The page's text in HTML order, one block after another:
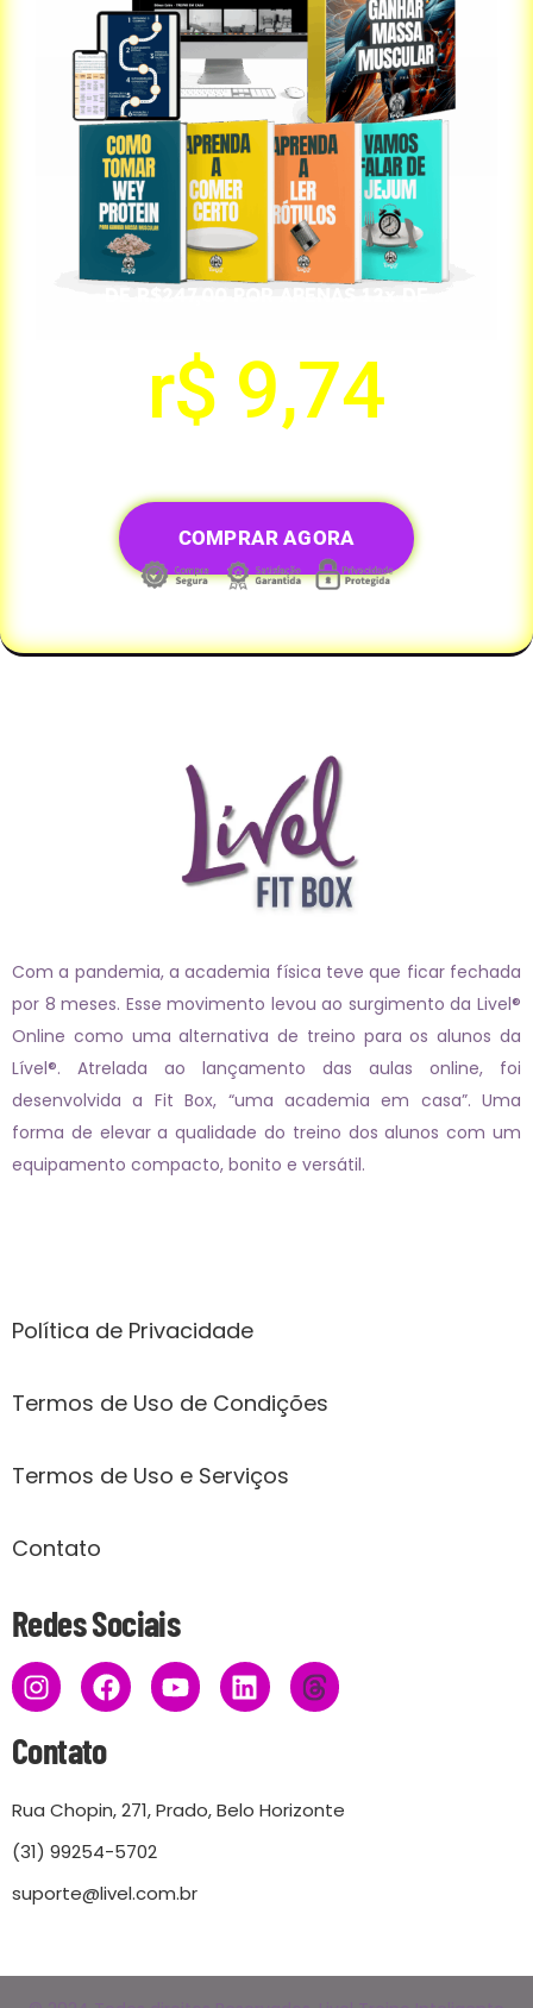
r$ 9,74
COMPRAR AGORA
Com a pandemia, a academia física teve que ficar fechada
por 8 meses. Esse movimento levou ao surgimento da Livel®
Online como uma alternativa de treino para os alunos da
Lível®. Atrelada ao lançamento das aulas online, foi
desenvolvida a Fit Box, “uma academia em casa”. Uma
forma de elevar a qualidade do treino dos alunos com um
equipamento compacto, bonito e versátil.
Política de Privacidade
Termos de Uso de Condições
Termos de Uso e Serviços
Contato
Redes Sociais
Contato
Rua Chopin, 271, Prado, Belo Horizonte
(31) 99254-5702
suporte@livel.com.br